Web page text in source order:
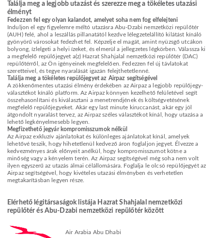
Találja meg a legjobb utazást és szerezze meg a tökéletes utazási
élményt
Fedezzen fel egy olyan kalandot, amelyet soha nem fog elfelejteni
Induljon el egy figyelemre méltó utazásra Abu-Dzabi nemzetközi repülőtér
(AUH) felé, ahol a leszállás pillanatától kezdve lélegzetelállító kilátást kínáló
gyönyörű városokat fedezhet fel. Képzelje el magát, amint nyüzsgő utcákon
bolyong, ízlelgeti a helyi ízeket, és elmerül a jellegzetes légkörben. Válassza ki
a megfelelő repülőjegyet a(z) Hazrat Shahjalal nemzetközi repülőtér (DAC)
repülőtérről, az Ön igényeinek megfelelően. Fedezzen fel új távlatokat
szeretteivel, és tegye nyaralását igazán felejthetetlenné.
Találja meg a tökéletes repülőjegyet az Airpaz segítségével
A zökkenőmentes utazási élmény érdekében az Airpaz a legjobb repülőjegy-
választékot kínáló platform. Az Airpaz könnyen kezelhető felületével segít
összehasonlítani és kiválasztani a menetrendjének és költségvetésének
megfelelő repülőjegyeket. Akár egy last minute kiruccanást, akár egy jól
átgondolt nyaralást tervez, az Airpaz széles választékot kínál, hogy utazása a
lehető legkényelmesebb legyen.
Megfizethető jegyár kompromisszumok nélkül
Az Airpaz exkluzív ajánlatokat és különleges ajánlatokat kínál, amelyek
lehetővé teszik, hogy hihetetlenül kedvező áron foglaljon jegyet. Élvezze a
kedvezményes árak előnyeit anélkül, hogy kompromisszumot kötne a
minőség vagy a kényelem terén. Az Airpaz segítségével még soha nem volt
ilyen egyszerű az utazás álmai célállomására. Foglalja le olcsó repülőjegyét az
Airpaz segítségével, hogy kivételes utazási élményben és verhetetlen
megtakarításban legyen része.
Elérhető légitársaságok listája Hazrat Shahjalal nemzetközi
repülőtér és Abu-Dzabi nemzetközi repülőtér között
Air Arabia Abu Dhabi